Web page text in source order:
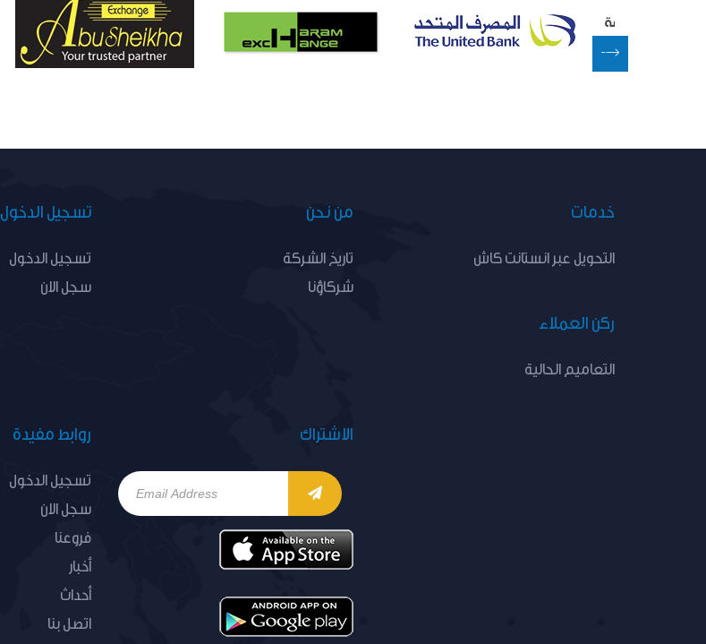
تسجيل الدخول
تسجيل الدخول
سجل الان
من نحن
تاريخ الشركة
شركاؤنا
خدمات
التحويل عبر انستانت كاش
ركن العملاء
التعاميم الحالية
روابط مفيدة
تسجيل الدخول
سجل الان
فروعنا
أخبار
أحداث
اتصل بنا
الاشتراك